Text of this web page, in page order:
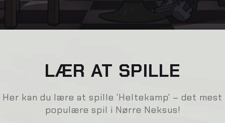
LÆR AT SPILLE
Her kan du lære at spille 'Heltekamp' – det mest
populære spil i Nørre Neksus!